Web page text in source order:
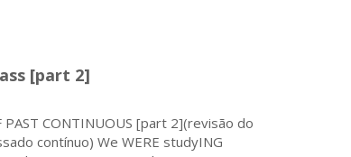
[part 2]
CONTINUOUS [part 2](revisão do
contínuo) We WERE studyING